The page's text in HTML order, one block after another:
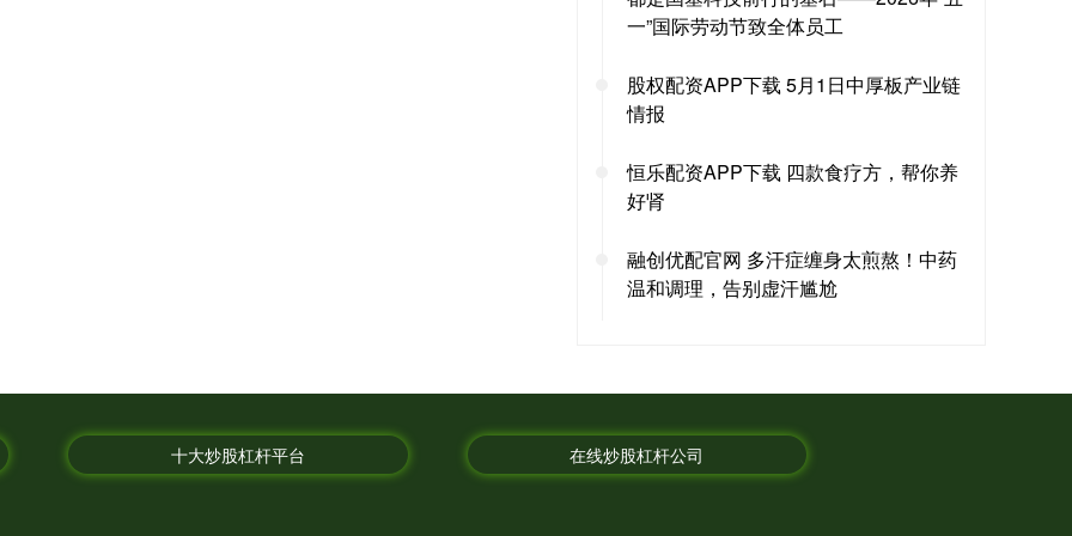
一”国际劳动节致全体员工
股权配资APP下载 5月1日中厚板产业链
情报
恒乐配资APP下载 四款食疗方，帮你养
好肾
融创优配官网 多汗症缠身太煎熬！中药
温和调理，告别虚汗尴尬
十大炒股杠杆平台 在线炒股杠杆公司